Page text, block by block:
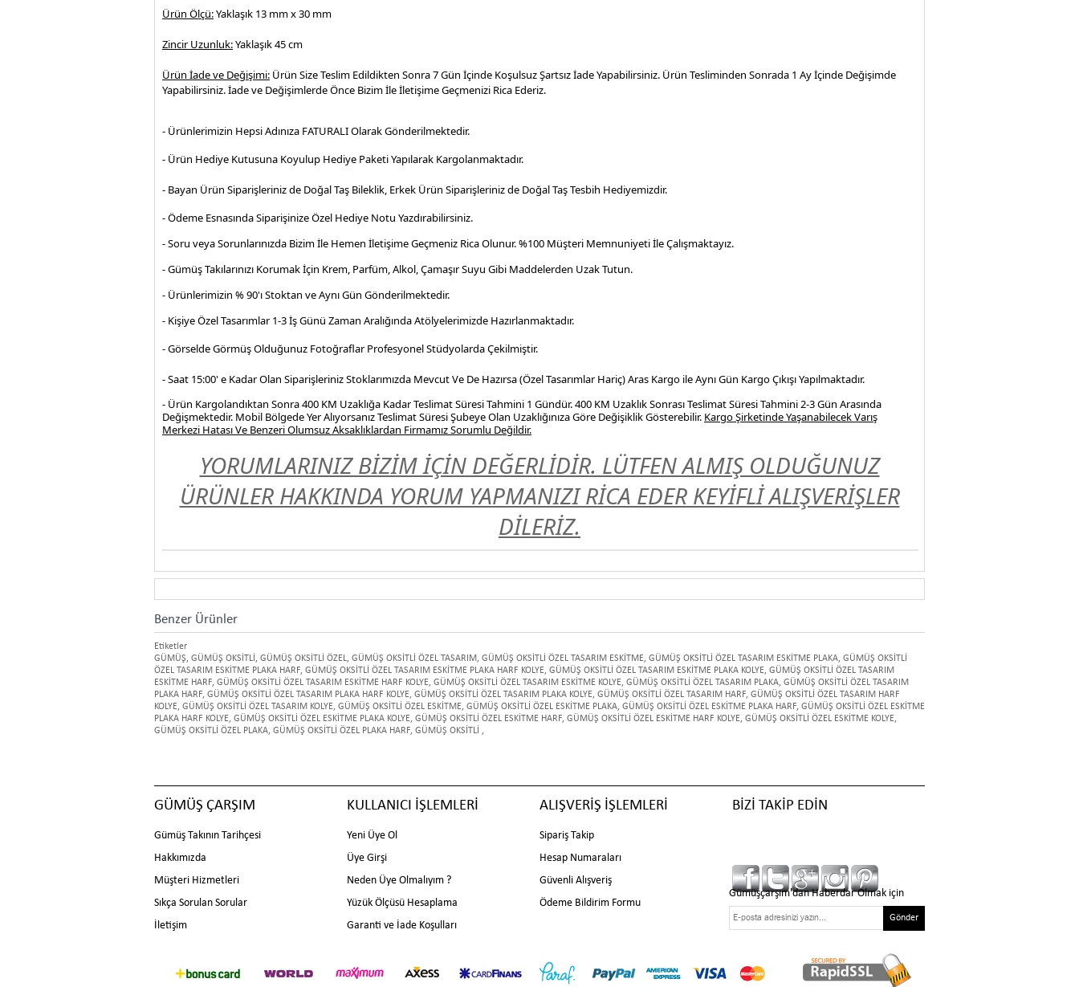
Ürün Ölçü:Yaklaşık 13 mm x 30 mm
Zincir Uzunluk:Yaklaşık 45 cm
Ürün İade ve Değişimi: Ürün Size Teslim Edildikten Sonra 7 Gün İçinde Koşulsuz Şartsız İade Yapabilirsiniz. Ürün Tesliminden Sonrada 1 Ay İçinde Değişimde
Yapabilirsiniz. İade ve Değişimlerde Önce Bizim İle İletişime Geçmenizi Rica Ederiz.
- Ürünlerimizin Hepsi Adınıza FATURALI Olarak Gönderilmektedir.
- Ürün Hediye Kutusuna Koyulup Hediye Paketi Yapılarak Kargolanmaktadır.
- Bayan Ürün Siparişleriniz de Doğal Taş Bileklik, Erkek Ürün Siparişleriniz de Doğal Taş Tesbih Hediyemizdir.
- Ödeme Esnasında Siparişinize Özel Hediye Notu Yazdırabilirsiniz.
- Soru veya Sorunlarınızda Bizim İle Hemen İletişime Geçmeniz Rica Olunur. %100 Müşteri Memnuniyeti İle Çalışmaktayız.
- Gümüş Takılarınızı Korumak İçin Krem, Parfüm, Alkol, Çamaşır Suyu Gibi Maddelerden Uzak Tutun.
- Ürünlerimizin % 90'ı Stoktan ve Aynı Gün Gönderilmektedir.
- Kişiye Özel Tasarımlar 1-3 İş Günü Zaman Aralığında Atölyelerimizde Hazırlanmaktadır.
- Görselde Görmüş Olduğunuz Fotoğraflar ProfesyonelStüdyolarda Çekilmiştir.
- Saat 15:00' e Kadar Olan Siparişleriniz Stoklarımızda Mevcut Ve De Hazırsa (Özel Tasarımlar Hariç) Aras Kargo ile Aynı Gün Kargo Çıkışı Yapılmaktadır.
- Ürün Kargolandıktan Sonra 400 KM Uzaklığa Kadar Teslimat Süresi Tahmini 1 Gündür. 400 KM Uzaklık Sonrası Teslimat Süresi Tahmini 2-3 Gün Arasında
Değişmektedir. Mobil Bölgede Yer Alıyorsanız Teslimat Süresi Şubeye Olan Uzaklığınıza Göre Değişiklik Gösterebilir. Kargo Şirketinde Yaşanabilecek Varış
Merkezi Hatası Ve Benzeri Olumsuz Aksaklıklardan Firmamız Sorumlu Değildir.
YORUMLARINIZ BİZİM İÇİN DEĞERLİDİR. LÜTFEN ALMIŞ OLDUĞUNUZ
ÜRÜNLER HAKKINDA YORUM YAPMANIZI RİCA EDER KEYİFLİ ALIŞVERİŞLER
DİLERİZ.
Benzer Ürünler
Etiketler
GÜMÜŞ, GÜMÜŞ OKSİTLİ , GÜMÜŞ OKSİTLİ ÖZEL, GÜMÜŞ OKSİTLİ ÖZEL TASARIM, GÜMÜŞ OKSİTLİ ÖZEL TASARIM ESKİTME, GÜMÜŞ OKSİTLİ ÖZEL TASARIM ESKİTME PLAKA, GÜMÜŞ OKSİTLİ
ÖZEL TASARIM ESKİTME PLAKA HARF, GÜMÜŞ OKSİTLİ ÖZEL TASARIM ESKİTME PLAKA HARF KOLYE, GÜMÜŞ OKSİTLİ ÖZEL TASARIM ESKİTME PLAKA KOLYE, GÜMÜŞ OKSİTLİ ÖZEL TASARIM
ESKİTME HARF, GÜMÜŞ OKSİTLİ ÖZEL TASARIM ESKİTME HARF KOLYE, GÜMÜŞ OKSİTLİ ÖZEL TASARIM ESKİTME KOLYE, GÜMÜŞ OKSİTLİ ÖZEL TASARIM PLAKA, GÜMÜŞ OKSİTLİ ÖZEL TASARIM
PLAKA HARF, GÜMÜŞ OKSİTLİ ÖZEL TASARIM PLAKA HARF KOLYE, GÜMÜŞ OKSİTLİ ÖZEL TASARIM PLAKA KOLYE, GÜMÜŞ OKSİTLİ ÖZEL TASARIM HARF, GÜMÜŞ OKSİTLİ ÖZEL TASARIM HARF
KOLYE, GÜMÜŞ OKSİTLİ ÖZEL TASARIM KOLYE, GÜMÜŞ OKSİTLİ ÖZEL ESKİTME, GÜMÜŞ OKSİTLİ ÖZEL ESKİTME PLAKA, GÜMÜŞ OKSİTLİ ÖZEL ESKİTME PLAKA HARF, GÜMÜŞ OKSİTLİ ÖZEL ESKİTME
PLAKA HARF KOLYE, GÜMÜŞ OKSİTLİ ÖZEL ESKİTME PLAKA KOLYE, GÜMÜŞ OKSİTLİ ÖZEL ESKİTME HARF, GÜMÜŞ OKSİTLİ ÖZEL ESKİTME HARF KOLYE, GÜMÜŞ OKSİTLİ ÖZEL ESKİTME KOLYE,
GÜMÜŞ OKSİTLİ ÖZEL PLAKA, GÜMÜŞ OKSİTLİ ÖZEL PLAKA HARF, GÜMÜŞ OKSİTLİ ,
Gümüşçarşım'dan Haberdar Olmak için
Gönder
GÜMÜŞ ÇARŞIM
Gümüş Takının Tarihçesi
Hakkımızda
Müşteri Hizmetleri
Sıkça Sorulan Sorular
İletişim
KULLANICI İŞLEMLERİ
Yeni Üye Ol
Üye Girşi
Neden Üye Olmalıyım ?
Yüzük Ölçüsü Hesaplama
Garanti ve İade Koşulları
ALIŞVERİŞ İŞLEMLERİ
Sipariş Takip
Hesap Numaraları
Güvenli Alışveriş
Ödeme Bildirim Formu
BİZİ TAKİP EDİN